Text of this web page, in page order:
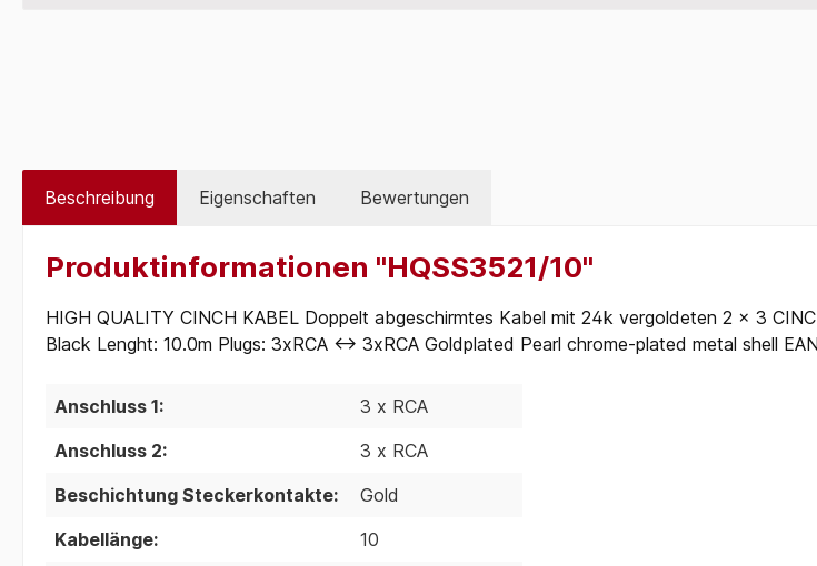
Beschreibung Eigenschaften Bewertungen
Produktinformationen "HQSS3521/10"
HIGH QUALITY CINCH KABEL Doppelt abgeschirmtes Kabel mit 24k vergoldeten 2 x 3
Black Lenght: 10.0m Plugs: 3xRCA <-> 3xRCA Goldplated Pearl chrome-plated metal shell
Anschluss 1:
3 x RCA
Anschluss 2:
3 x RCA
Beschichtung Steckerkontakte:
Gold
Kabellänge:
10